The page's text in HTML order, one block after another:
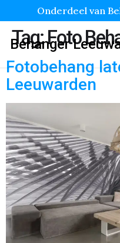
Onderdeel van
Behanger
Tag:Foto
Fotobehang
Leeuwarden